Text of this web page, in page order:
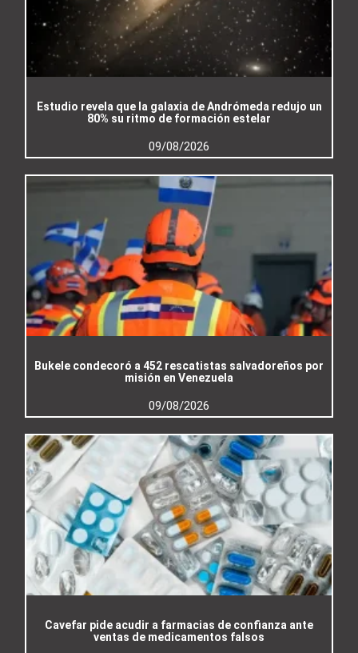
Estudio revela que la galaxia de Andrómeda redujo un
80% su ritmo de formación estelar
09/08/2026
Bukele condecoró a 452 rescatistas salvadoreños por
misión en Venezuela
09/08/2026
Cavefar pide acudir a farmacias de confianza ante
ventas de medicamentos falsos